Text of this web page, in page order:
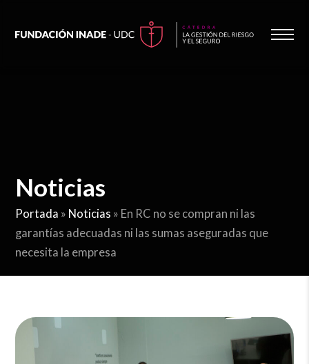
Noticias
Portada » Noticias » En RC no se compran ni las
garantías adecuadas ni las sumas aseguradas que
necesita la empresa